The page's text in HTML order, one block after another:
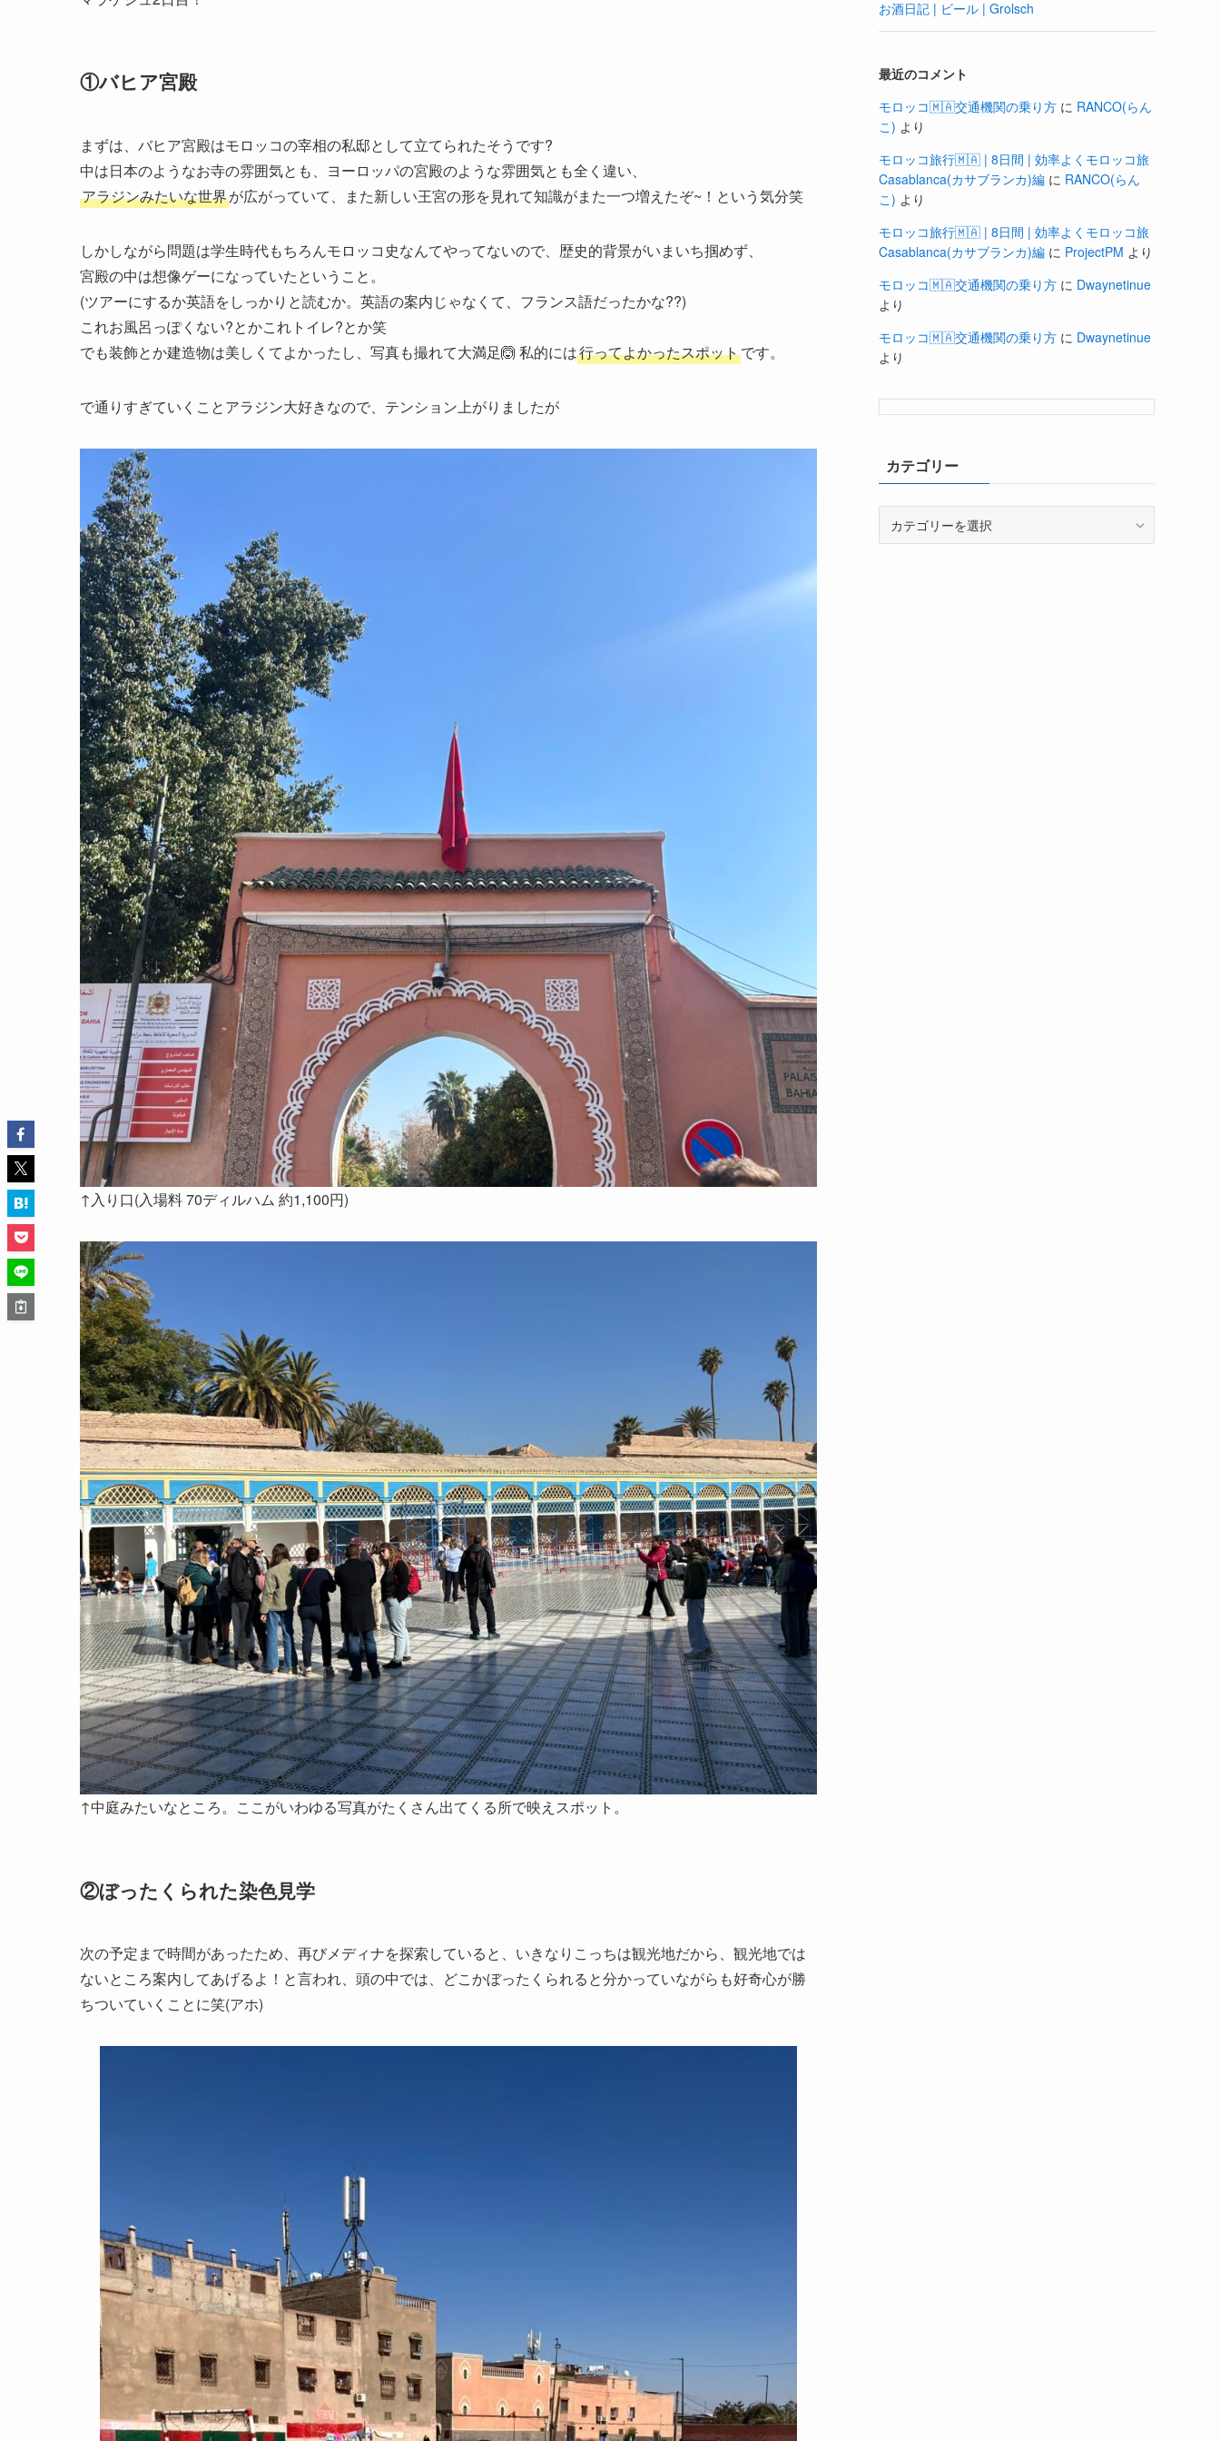
①バヒア宮殿
まずは、バヒア宮殿はモロッコの宰相の私邸として立てられたそうです?
中は日本のようなお寺の雰囲気とも、ヨーロッパの宮殿のような雰囲気とも全く違い、
アラジンみたいな世界が広がっていて、また新しい王宮の形を見れて知識がまた一つ増えたぞ~！という気分笑
しかしながら問題は学生時代もちろんモロッコ史なんてやってないので、歴史的背景がいまいち掴めず、
宮殿の中は想像ゲーになっていたということ。
(ツアーにするか英語をしっかりと読むか。英語の案内じゃなくて、フランス語だったかな??)
これお風呂っぽくない?とかこれトイレ?とか笑
でも装飾とか建造物は美しくてよかったし、写真も撮れて大満足🙆 私的には行ってよかったスポットです。
で通りすぎていくことアラジン大好きなので、テンション上がりましたが
↑入り口(入場料 70ディルハム 約1,100円)
↑中庭みたいなところ。ここがいわゆる写真がたくさん出てくる所で映えスポット。
②ぼったくられた染色見学
次の予定まで時間があったため、再びメディナを探索していると、いきなりこっちは観光地だから、観光地では
ないところ案内してあげるよ！と言われ、頭の中では、どこかぼったくられると分かっていながらも好奇心が勝
ちついていくことに笑(アホ)
お酒日記 | ビール | Grolsch
最近のコメント
モロッコ🇲🇦交通機関の乗り方 に RANCO(らん
こ) より
モロッコ旅行🇲🇦 | 8日間 | 効率よくモロッコ旅
Casablanca(カサブランカ)編 に RANCO(らん
こ) より
モロッコ旅行🇲🇦 | 8日間 | 効率よくモロッコ旅
Casablanca(カサブランカ)編 に ProjectPM より
モロッコ🇲🇦交通機関の乗り方 に Dwaynetinue
より
モロッコ🇲🇦交通機関の乗り方 に Dwaynetinue
より
カテゴリー